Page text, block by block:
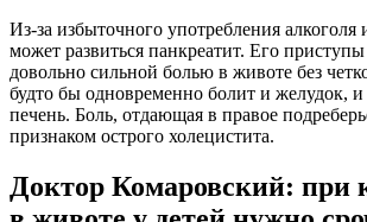
Из-за избыточного употребления
может развиться панкреатит. Его
довольно сильной болью в животе без
будто бы одновременно болит и желудок,
печень. Боль, отдающая в правое
признаком острого холецистита.
Доктор Комаровский: при